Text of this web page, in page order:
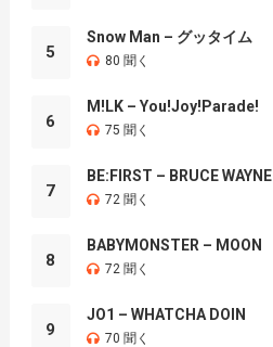
5
Snow Man – グッタイム
80 聞く
6
M!LK – You!Joy!Parade!
75 聞く
7
BE:FIRST – BRUCE WAYNE
72 聞く
8
BABYMONSTER – MOON
72 聞く
9
JO1 – WHATCHA DOIN
70 聞く